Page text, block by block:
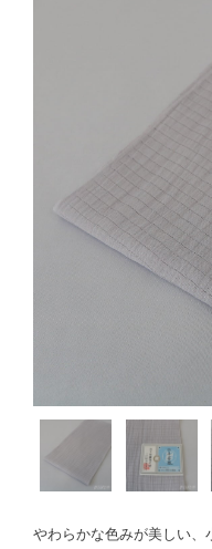
やわらかな色みが美しい、